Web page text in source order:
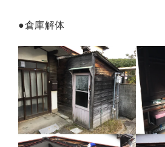
●倉庫解体